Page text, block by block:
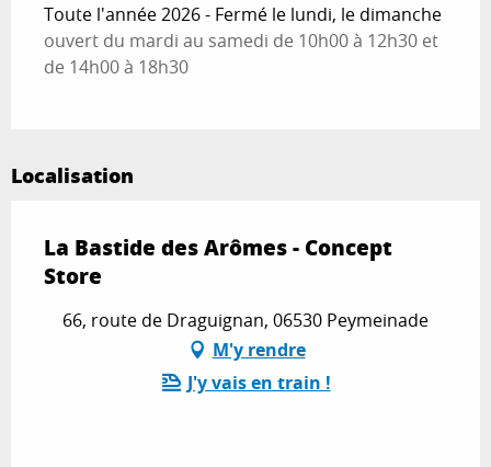
Toute l'année 2026 - Fermé le lundi, le dimanche
ouvert du mardi au samedi de 10h00 à 12h30 et
de 14h00 à 18h30
Localisation
La Bastide des Arômes - Concept
Store
66, route de Draguignan, 06530 Peymeinade
M'y rendre
J'y vais en train !